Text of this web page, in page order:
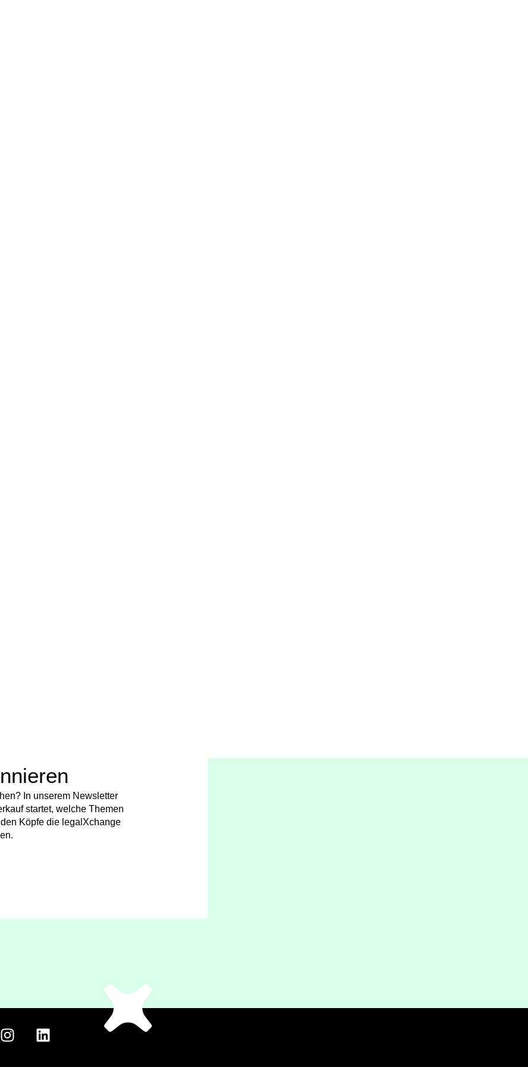
In unserem Newsletter
startet, welche Themen
Köpfe die legalXchange